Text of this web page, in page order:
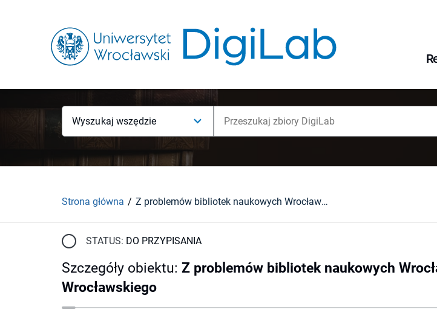
Wyszukaj wszędzie
Strona główna Z problemów bibliotek naukowych Wrocławia. 4, Kolekcje kartograficzne Uniwersytetu Wrocławskiego
STATUS: DO PRZYPISANIA
Szczegóły obiektu: Z problemów bibliotek naukowych
Wrocławskiego